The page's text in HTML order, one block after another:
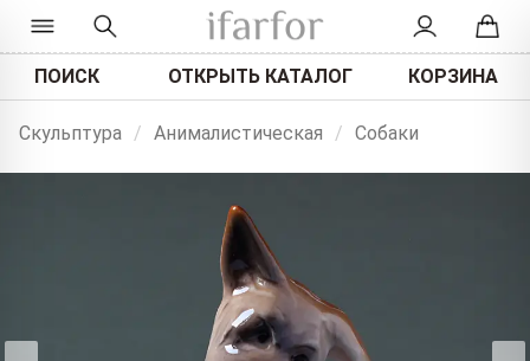
ПОИСК ОТКРЫТЬ КАТАЛОГ КОРЗИНА
Скульптура / Анималистическая / Собаки